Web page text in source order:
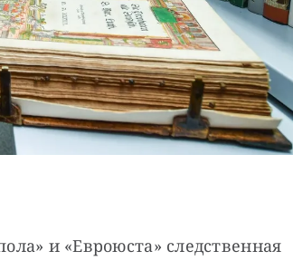
и «Евроюста» следственная